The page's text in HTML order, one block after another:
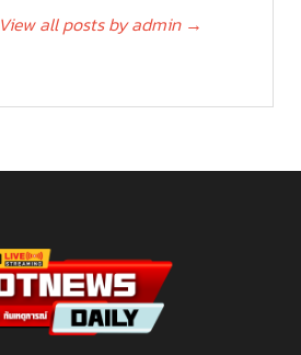
View all posts by admin →